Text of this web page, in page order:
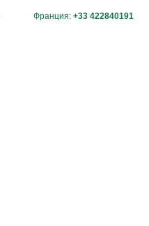
Франция: +33 422840191